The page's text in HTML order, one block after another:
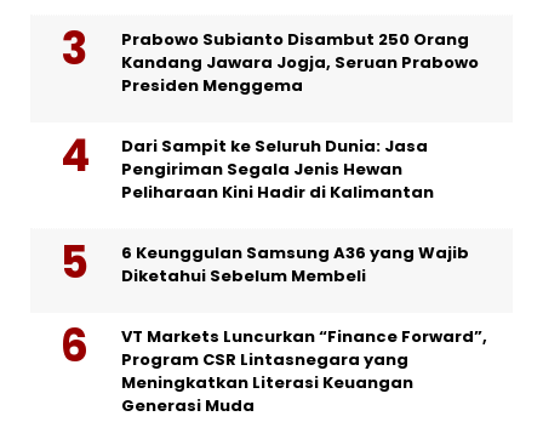
Prabowo Subianto Disambut 250 Orang
Kandang Jawara Jogja, Seruan Prabowo
Presiden Menggema
Dari Sampit ke Seluruh Dunia: Jasa
Pengiriman Segala Jenis Hewan
Peliharaan Kini Hadir di Kalimantan
6 Keunggulan Samsung A36 yang Wajib
Diketahui Sebelum Membeli
VT Markets Luncurkan “Finance Forward”,
Program CSR Lintasnegara yang
Meningkatkan Literasi Keuangan
Generasi Muda